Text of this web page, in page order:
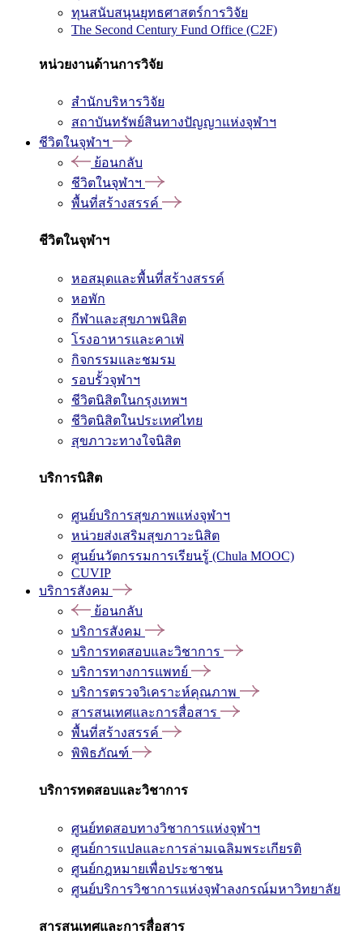
ทุนสนับสนุนยุทธศาสตร์การวิจัย
The Second Century Fund Office (C2F)
หน่วยงานด้านการวิจัย
สำนักบริหารวิจัย
สถาบันทรัพย์สินทางปัญญาแห่งจุฬาฯ
ชีวิตในจุฬาฯ
ย้อนกลับ
ชีวิตในจุฬาฯ
พื้นที่สร้างสรรค์
ชีวิตในจุฬาฯ
หอสมุดและพื้นที่สร้างสรรค์
หอพัก
กีฬาและสุขภาพนิสิต
โรงอาหารและคาเฟ่
กิจกรรมและชมรม
รอบรั้วจุฬาฯ
ชีวิตนิสิตในกรุงเทพฯ
ชีวิตนิสิตในประเทศไทย
สุขภาวะทางใจนิสิต
บริการนิสิต
ศูนย์บริการสุขภาพแห่งจุฬาฯ
หน่วยส่งเสริมสุขภาวะนิสิต
ศูนย์นวัตกรรมการเรียนรู้ (Chula MOOC)
CUVIP
บริการสังคม
ย้อนกลับ
บริการสังคม
บริการทดสอบและวิชาการ
บริการทางการแพทย์
บริการตรวจวิเคราะห์คุณภาพ
สารสนเทศและการสื่อสาร
พื้นที่สร้างสรรค์
พิพิธภัณฑ์
บริการทดสอบและวิชาการ
ศูนย์ทดสอบทางวิชาการแห่งจุฬาฯ
ศูนย์การแปลและการล่ามเฉลิมพระเกียรติ
ศูนย์กฎหมายเพื่อประชาชน
ศูนย์บริการวิชาการแห่งจุฬาลงกรณ์มหาวิทยาลัย
สารสนเทศและการสื่อสาร